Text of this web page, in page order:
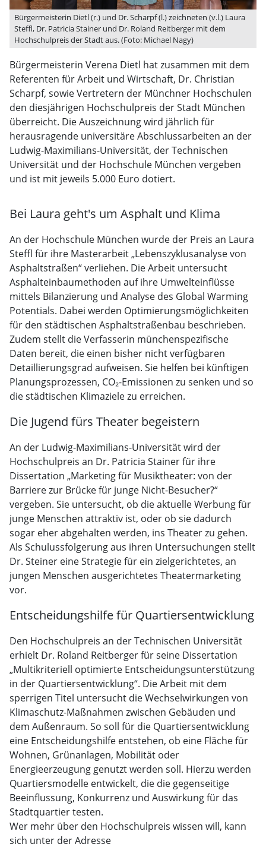
Bürgermeisterin Dietl (r.) und Dr. Scharpf (l.) zeichneten (v.l.) Laura
Steffl, Dr. Patricia Stainer und Dr. Roland Reitberger mit dem
Hochschulpreis der Stadt aus. (Foto: Michael Nagy)
Bürgermeisterin Verena Dietl hat zusammen mit dem
Referenten für Arbeit und Wirtschaft, Dr. Christian
Scharpf, sowie Vertretern der Münchner Hochschulen
den diesjährigen Hochschulpreis der Stadt München
überreicht. Die Auszeichnung wird jährlich für
herausragende universitäre Abschlussarbeiten an der
Ludwig-Maximilians-Universität, der Technischen
Universität und der Hochschule München vergeben
und ist mit jeweils 5.000 Euro dotiert.
Bei Laura geht's um Asphalt und Klima
An der Hochschule München wurde der Preis an Laura
Steffl für ihre Masterarbeit „Lebenszyklusanalyse von
Asphaltstraßen“ verliehen. Die Arbeit untersucht
Asphalteinbaumethoden auf ihre Umwelteinflüsse
mittels Bilanzierung und Analyse des Global Warming
Potentials. Dabei werden Optimierungsmöglichkeiten
für den städtischen Asphaltstraßenbau beschrieben.
Zudem stellt die Verfasserin münchenspezifische
Daten bereit, die einen bisher nicht verfügbaren
Detaillierungsgrad aufweisen. Sie helfen bei künftigen
Planungsprozessen, CO₂-Emissionen zu senken und so
die städtischen Klimaziele zu erreichen.
Die Jugend fürs Theater begeistern
An der Ludwig-Maximilians-Universität wird der
Hochschulpreis an Dr. Patricia Stainer für ihre
Dissertation „Marketing für Musiktheater: von der
Barriere zur Brücke für junge Nicht-Besucher?“
vergeben. Sie untersucht, ob die aktuelle Werbung für
junge Menschen attraktiv ist, oder ob sie dadurch
sogar eher abgehalten werden, ins Theater zu gehen.
Als Schulussfolgerung aus ihren Untersuchungen stellt
Dr. Steiner eine Strategie für ein zielgerichtetes, an
jungen Menschen ausgerichtetes Theatermarketing
vor.
Entscheidungshilfe für Quartiersentwicklung
Den Hochschulpreis an der Technischen Universität
erhielt Dr. Roland Reitberger für seine Dissertation
„Multikriteriell optimierte Entscheidungsunterstützung
in der Quartiersentwicklung“. Die Arbeit mit dem
sperrigen Titel untersucht die Wechselwirkungen von
Klimaschutz-Maßnahmen zwischen Gebäuden und
dem Außenraum. So soll für die Quartiersentwicklung
eine Entscheidungshilfe entstehen, ob eine Fläche für
Wohnen, Grünanlagen, Mobilität oder
Energieerzeugung genutzt werden soll. Hierzu werden
Quartiersmodelle entwickelt, die die gegenseitige
Beeinflussung, Konkurrenz und Auswirkung für das
Stadtquartier testen.
Wer mehr über den Hochschulpreis wissen will, kann
sich unter der Adresse